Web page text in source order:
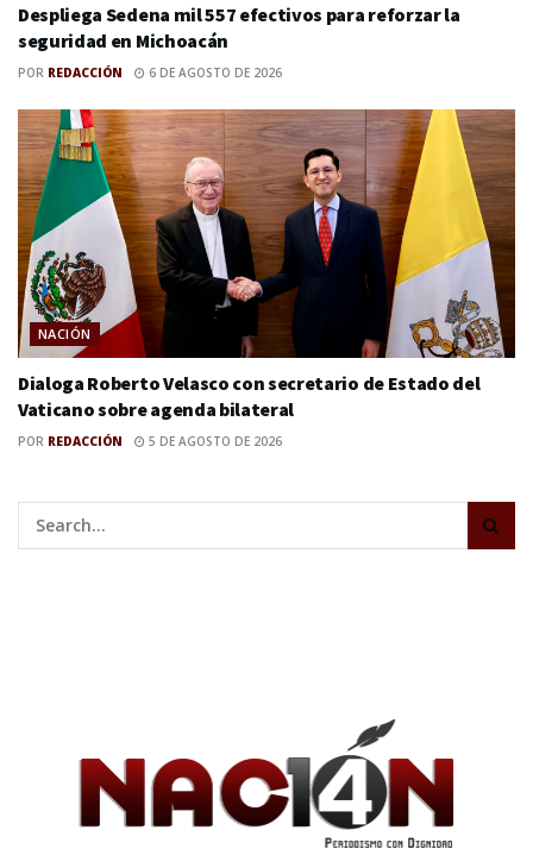
Despliega Sedena mil 557 efectivos para reforzar la
seguridad en Michoacán
POR REDACCIÓN 6 DE AGOSTO DE 2026
NACIÓN
Dialoga Roberto Velasco con secretario de Estado del
Vaticano sobre agenda bilateral
POR REDACCIÓN 5 DE AGOSTO DE 2026